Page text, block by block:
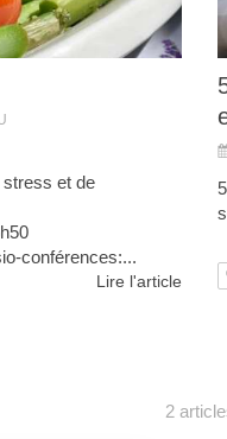
stress et de
conférences:...
Lire l'article
2